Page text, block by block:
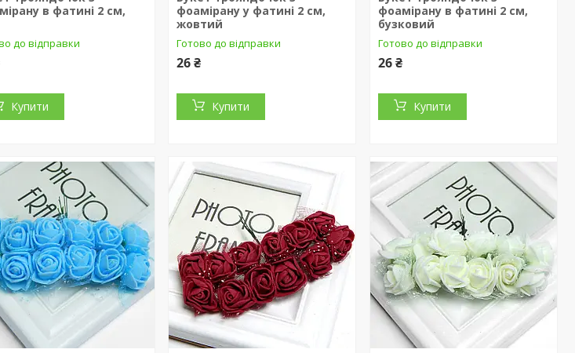
в фатині 2 см,
до відправки
Купити
фоамірану у фатині 2 см,
жовтий
Готово до відправки
26 ₴
Купити
фоамірану в фатині 2 см,
бузковий
Готово до відправки
26 ₴
Купити